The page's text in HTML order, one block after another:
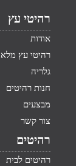
רהיטי עץ
אודות
רהיטי עץ מלא
גלריה
חנות רהיטים
מבצעים
צור קשר
רהיטים
רהיטים לבית